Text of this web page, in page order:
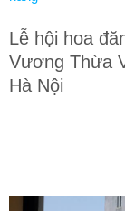
Lễ hội hoa
Vương Thừa
Hà Nội